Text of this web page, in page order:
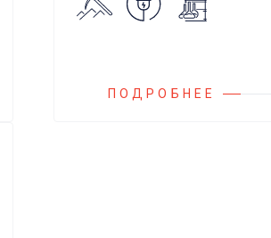
систему низкого давления.
ПОДРОБНЕЕ